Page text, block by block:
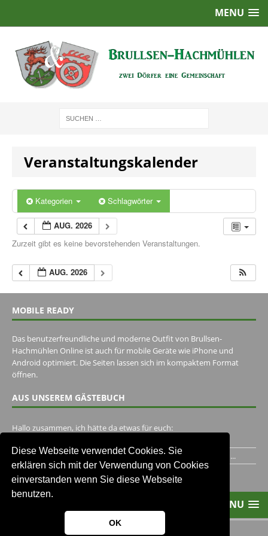
Diese Webseite verwendet Cookies. Sie
erklären sich mit der Verwendung von Cookies
einverstanden wenn Sie diese Webseite
benutzen.
OK
MENU
Veranstaltungskalender
Kategorien Schlagwörter
AUG. 2026
Zurzeit gibt es keine bevorstehenden Veranstaltungen.
AUG. 2026
MOBILE READY
Das benutzerfreundliche und moderne Outfit von Brullsen-
Hachmühlen Online ist auch für mobile Geräte wie iPhone und
Android optimiert. Die Seiten lassen sich im kompaktem Format
öffnen.
AUS UNSEREM GÄSTEBUCH
Hallo zusammen, ich hätte da etwas für euch:
Ich habe ein Jahr im Gasthaus Hugo Pape verbracht..Habe ihn...
Unser Gästebuch besuchen
MENU